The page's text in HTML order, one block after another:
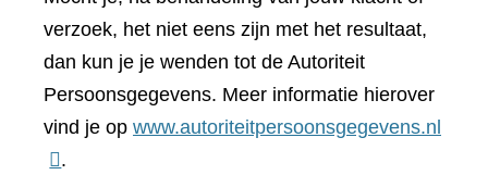
verzoek, het niet eens zijn met het resultaat,
dan kun je je wenden tot de Autoriteit
Persoonsgegevens. Meer informatie hierover
vind je op www.autoriteitpersoonsgegevens.nl
.